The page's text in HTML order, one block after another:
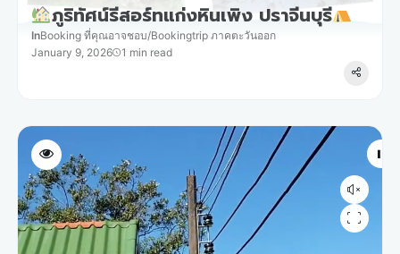
ภูริทัศน์รีสอร์ทแก่งหินเพิง ปราจีนบุรี
InBooking ที่คุณอาจชอบ/Bookingtrip ภาคตะวันออก
January 9, 2026
1 min read